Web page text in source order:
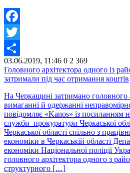
Facebook
Twitter
Share
03.06.2019, 11:46 0 2 369
Головного архітектора одного із
затримали під час отримання коштів
На Черкащині затримано головного
вимаганні й одержанні
повідомляє «Kanos» із посиланням
служби прокуратури Черкаської
Черкаської області спільно з
економіки в Черкаській області
економіки Національної поліції
головного архітектора одного з
структурного […]